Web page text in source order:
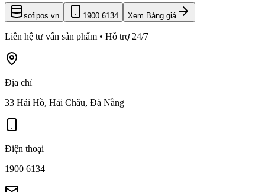
sofipos.vn 1900 6134 Xem Bảng giá
Liên hệ tư vấn sản phẩm • Hỗ trợ 24/7
Địa chỉ
33 Hải Hồ, Hải Châu, Đà Nẵng
Điện thoại
1900 6134